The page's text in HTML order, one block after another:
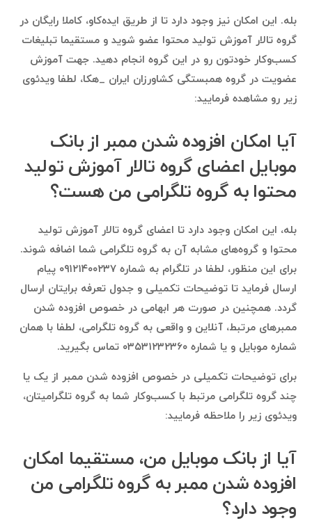
بله. این امکان نیز وجود دارد تا از طریق ایده‌کاو، کاملا رایگان در
گروه تالار آموزش تولید محتوا عضو شوید و مستقیما تبلیغات
کسب‌وکار خودتون رو در این گروه انجام دهید. جهت آموزش
عضویت در گروه همبستگی کشاورزان ایران _هکا، لطفا ویدئوی
زیر رو مشاهده فرمایید:
آیا امکان افزوده شدن ممبر از بانک
موبایل اعضای گروه تالار آموزش تولید
محتوا به گروه تلگرامی من هست؟
بله، این امکان وجود دارد تا اعضای گروه تالار آموزش تولید
محتوا و گروه‌های مشابه آن به گروه تلگرامی شما اضافه شوند.
برای این منظور، لطفا در تلگرام به شماره ۰۹۱۲۱۴۰۰۲۳۷ پیام
ارسال فرماید تا توضیحات تکمیلی و جدول تعرفه برایتان ارسال
گردد. همچنین در صورت هر ابهامی در خصوص افزوده شدن
ممبرهای مرتبط، آنلاین و واقعی به گروه تلگرامی، لطفا با همان
شماره موبایل و یا شماره ۰۳۵۳۱۲۳۲۳۶۰ تماس بگیرید.
برای توضیحات تکمیلی در خصوص افزوده شدن ممبر از یک یا
چند گروه تلگرامی مرتبط با کسب‌وکار شما به گروه تلگرامیتان،
ویدئوی زیر را ملاحظه فرمایید:
آیا از بانک موبایل من، مستقیما امکان
افزوده شدن ممبر به گروه تلگرامی من
وجود دارد؟